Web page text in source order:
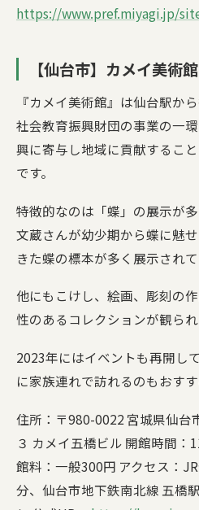
https://www.pref.miyagi.jp/
【仙台市】カメイ美術館
『カメイ美術館』は仙台駅か
社会教育振興財団の事業の一
興に寄与し地域に貢献するこ
です。
特徴的なのは「蝶」の展示が
文蔵さんが幼少期から蝶に魅
きた蝶の標本が多く展示されて
他にもこけし、絵画、彫刻の
性のあるコレクションが観られ
2023年にはイベントも再開し
に家族連れで訪れるのもおすす
住所：〒980-0022 宮城県仙台
３ カメイ五橋ビル 開館時間：
館料：一般300円 アクセス：
分、仙台市地下鉄南北線 五橋